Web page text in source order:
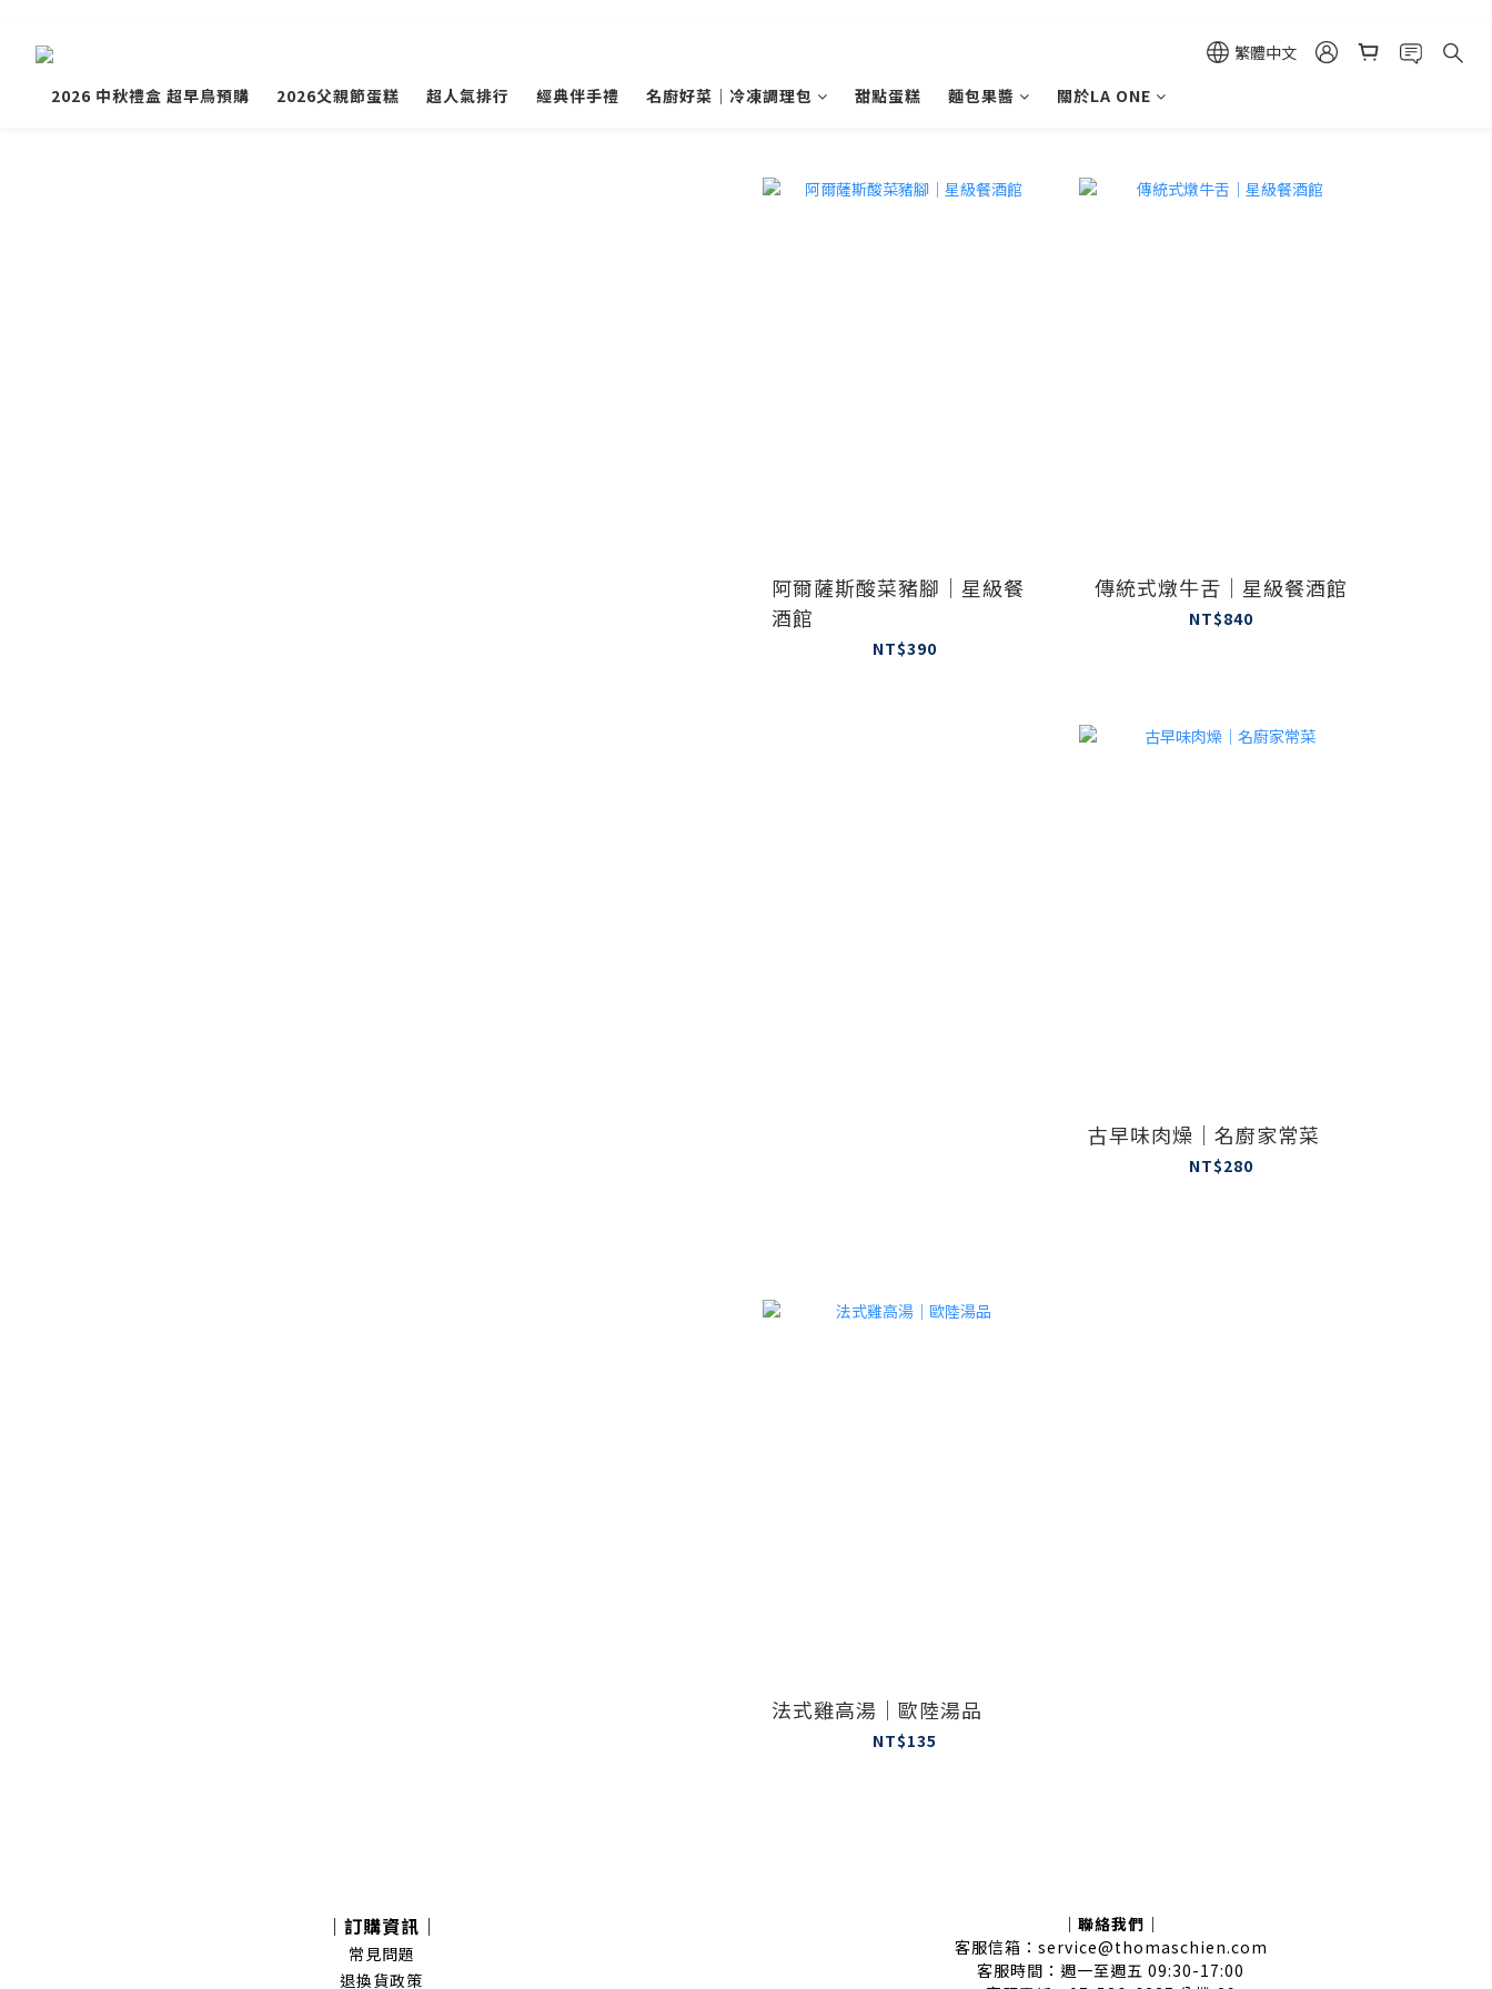
繁體中文
2026 中秋禮盒 超早鳥預購
2026父親節蛋糕 超人氣排行 經典伴手禮 名廚好菜｜冷凍調理包 甜點蛋糕 麵包果醬 關於LA ONE
阿爾薩斯酸菜豬腳｜星級餐
酒館
NT$390
傳統式燉牛舌｜星級餐酒館
NT$840
古早味肉燥｜名廚家常菜
NT$280
法式雞高湯｜歐陸湯品
NT$135
｜訂購資訊｜
常見問題
退換貨政策
｜聯絡我們｜
客服信箱：service@thomaschien.com
客服時間：週一至週五 09:30-17:00